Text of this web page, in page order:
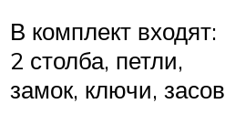
В комплект входят:
2 столба, петли,
замок, ключи, засов